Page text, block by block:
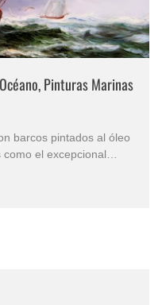
Pinturas Marinas
barcos pintados al óleo
el excepcional